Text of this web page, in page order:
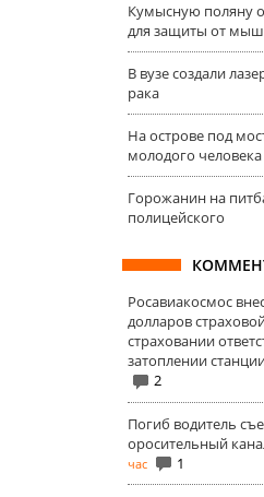
Кумысную поляну
для защиты от
В вузе создали
рака
На острове под
молодого человека
Горожанин на
полицейского
Росавиакосмос
долларов
страховании
затоплении
2
Погиб водитель
оросительный
час
1